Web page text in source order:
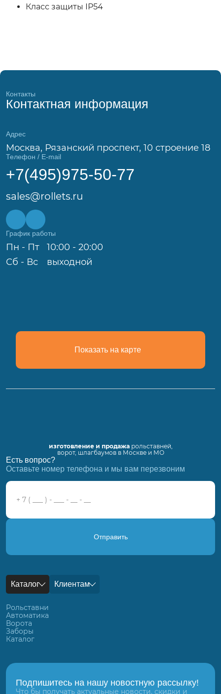
Класс защиты IP54
Контакты
Контактная информация
Адрес
Москва, Рязанский проспект, 10 строение 18
Телефон / E-mail
+7(495)975-50-77
sales@rollets.ru
График работы
Пн - Пт
10:00 - 20:00
Сб - Вс
выходной
Показать на карте
изготовление и продажарольставней,
ворот, шлагбаумов в Москве и МО
Есть вопрос?
Оставьте номер телефона и мы вам перезвоним
Отправить
Каталог Клиентам
Рольставни
Автоматика
Ворота
Заборы
Каталог
Подпишитесь на нашу новостную рассылку!
Что бы получать актуальные новости, скидки и